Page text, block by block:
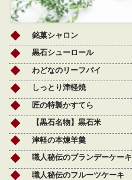
銘菓シャロン
黒石シューロール
わどなのリーフパイ
しっとり津軽焼
匠の特製かすてら
【黒石名物】黒石米
津軽の本煉羊羹
職人秘伝のブランデーケーキ
職人秘伝のフルーツケーキ